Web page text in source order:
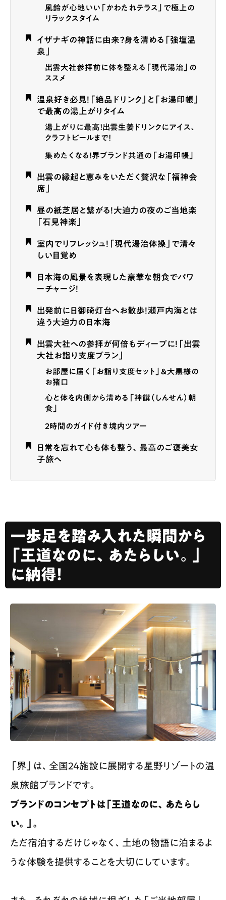
風鈴が心地いい「かわたれテラス」で極上の
リラックスタイム
イザナギの神話に由来？身を清める「強塩温
泉」
出雲大社参拝前に体を整える「現代湯治」の
ススメ
温泉好き必見！「絶品ドリンク」と「お湯印帳」
で最高の湯上がりタイム
湯上がりに最高！出雲生姜ドリンクにアイス、
クラフトビールまで！
集めたくなる！界ブランド共通の「お湯印帳」
出雲の縁起と恵みをいただく贅沢な「福神会
席」
昼の紙芝居と繋がる！大迫力の夜のご当地楽
「石見神楽」
室内でリフレッシュ！「現代湯治体操」で清々
しい目覚め
日本海の風景を表現した豪華な朝食でパワ
ーチャージ！
出発前に日御碕灯台へお散歩！瀬戸内海とは
違う大迫力の日本海
出雲大社への参拝が何倍もディープに！「出雲
大社お詣り支度プラン」
お部屋に届く「お詣り支度セット」＆大黒様の
お猪口
心と体を内側から清める「神饌（しんせん）朝
食」
2時間のガイド付き境内ツアー
日常を忘れて心も体も整う、最高のご褒美女
子旅へ
一歩足を踏み入れた瞬間から
「王道なのに、あたらしい。」
に納得！
「界」は、全国24施設に展開する星野リゾートの温
泉旅館ブランドです。
ブランドのコンセプトは「王道なのに、あたらし
い。」。
ただ宿泊するだけじゃなく、土地の物語に泊まるよ
うな体験を提供することを大切にしています。